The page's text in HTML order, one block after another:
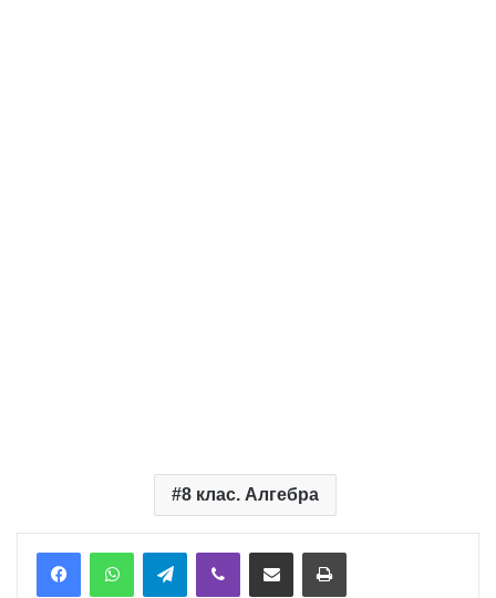
8 клас. Алгебра
TelegramViber Надіслати електронною поштоюНадрукувати